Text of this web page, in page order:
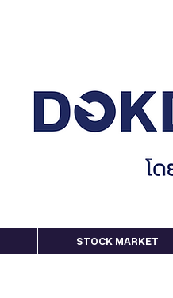
STOCK MARKET